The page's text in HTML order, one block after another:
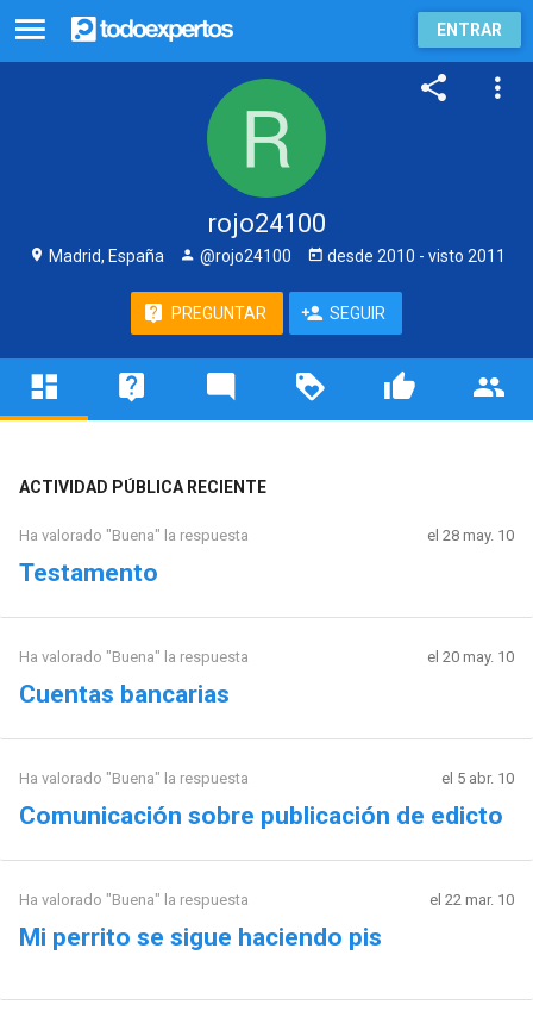
ENTRAR
rojo24100
Madrid, España @rojo24100 desde 2010 - visto 2011
PREGUNTAR SEGUIR
ACTIVIDAD PÚBLICA RECIENTE
Ha valorado "Buena" la respuesta el 28 may. 10
Testamento
Ha valorado "Buena" la respuesta el 20 may. 10
Cuentas bancarias
Ha valorado "Buena" la respuesta el 5 abr. 10
Comunicación sobre publicación de edicto
Ha valorado "Buena" la respuesta el 22 mar. 10
Mi perrito se sigue haciendo pis